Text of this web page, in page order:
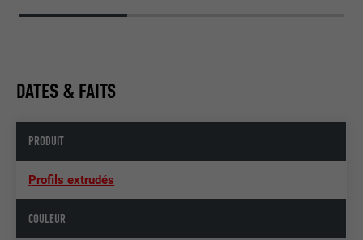
DATES & FAITS
PRODUIT
Profils extrudés
COULEUR